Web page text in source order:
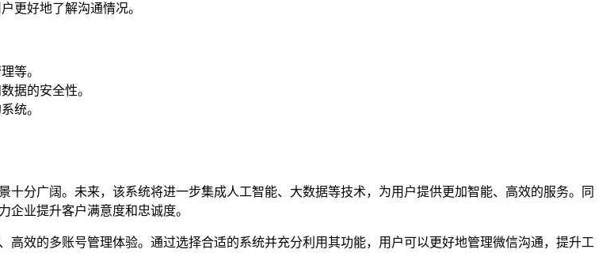
更好地了解沟通情况。
等。
据的安全性。
统。
分广阔。未来，该系统将进一步集成人工智能、大数据等技术，为用户提供更加智能、高效的服务。同
企业提升客户满意度和忠诚度。
效的多账号管理体验。通过选择合适的系统并充分利用其功能，用户可以更好地管理微信沟通，提升工